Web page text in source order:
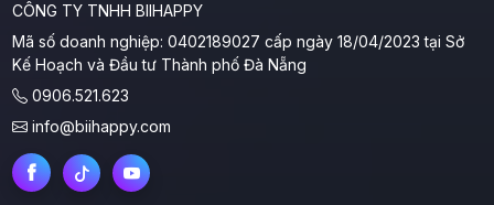
CÔNG TY TNHH BIIHAPPY
Mã số doanh nghiệp: 0402189027 cấp ngày 18/04/2023 tại Sở
Kế Hoạch và Đầu tư Thành phố Đà Nẵng
0906.521.623
info@biihappy.com